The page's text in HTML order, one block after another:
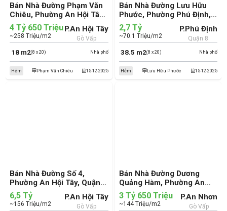
Bán Nhà Đường Phạm Văn
Chiêu, Phường An Hội Tây,
Quận Gò Vấp (cũ)
Nhà phố
18 m2(8 x 20)
4 Tỷ 650 Triệu
~258 Triệu/m2
P.An Hội Tây
Gò Vấp
15-12-2025
Hẻm Phạm Văn Chiêu
Bán Nhà Đường Lưu Hữu
Phước, Phường Phú Định,
Quận 8 (cũ)
Nhà phố
38.5 m2(8 x 20)
2,7 Tỷ
~70.1 Triệu/m2
P.Phú Định
Quận 8
15-12-2025
Hẻm Lưu Hữu Phước
Bán Nhà Đường Số 4,
Phường An Hội Tây, Quận
Gò Vấp (cũ)
6,5 Tỷ
~156 Triệu/m2
P.An Hội Tây
Gò Vấp
Bán Nhà Đường Dương
Quảng Hàm, Phường An
Nhơn, Quận Gò Vấp (cũ)
3 Tỷ 650 Triệu
~144 Triệu/m2
P.An Nhơn
Gò Vấp